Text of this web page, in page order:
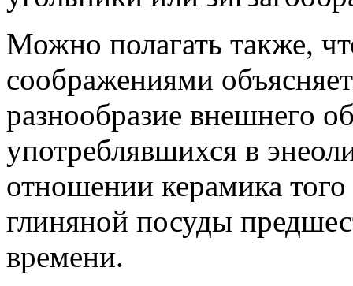
Можно полагать также,
соображениями
разнообразие внешнего
употреблявшихся в
отношении керамика того
глиняной посуды
времени.